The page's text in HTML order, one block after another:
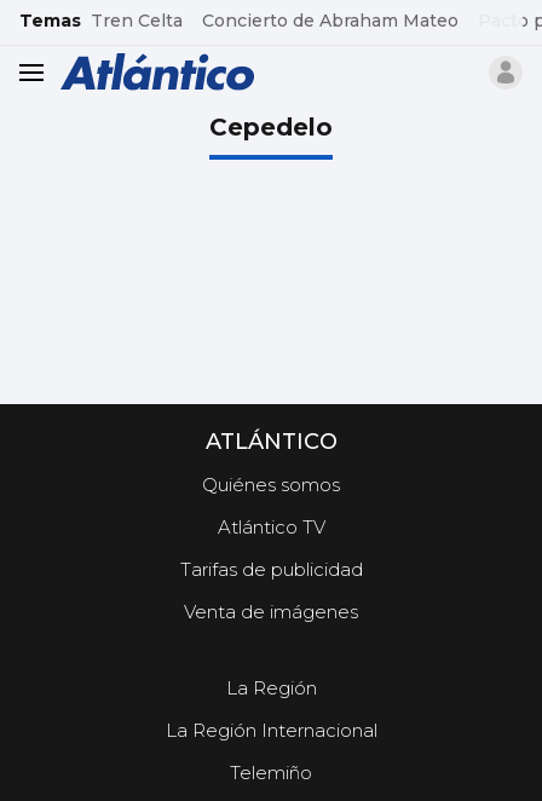
common.go-to-content
Temas Tren Celta Concierto de Abraham Mateo Pacto
header.menu.open
Cepedelo
ATLÁNTICO
Quiénes somos
Atlántico TV
Tarifas de publicidad
Venta de imágenes
La Región
La Región Internacional
Telemiño